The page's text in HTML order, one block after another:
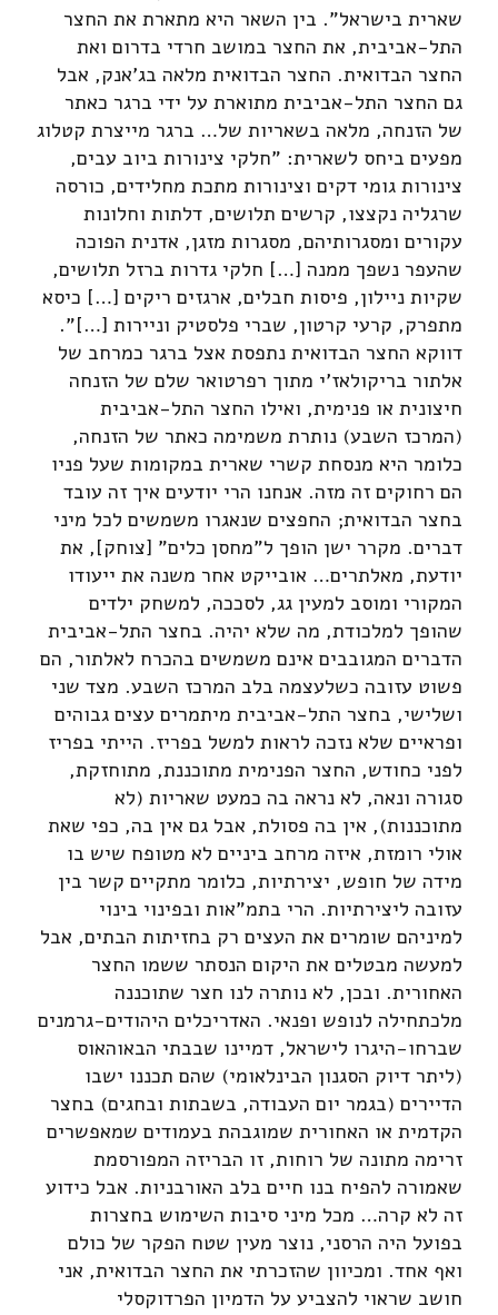
שארית בישראל". בין השאר היא מתארת את החצר
התל-אביבית, את החצר במושב חרדי בדרום ואת
החצר הבדואית. החצר הבדואית מלאה בג'אנק, אבל
גם החצר התל-אביבית מתוארת על ידי ברגר כאתר
של הזנחה, מלאה בשאריות של… ברגר מייצרת קטלוג
מפעים ביחס לשארית: "חלקי צינורות ביוב עבים,
צינורות גומי דקים וצינורות מתכת מחלידים, כורסה
שרגליה נקצצו, קרשים תלושים, דלתות וחלונות
עקורים ומסגרותיהם, מסגרות מזגן, אדנית הפוכה
שהעפר נשפך ממנה […] חלקי גדרות ברזל תלושים,
שקיות ניילון, פיסות חבלים, ארגזים ריקים […] כיסא
מתפרק, קרעי קרטון, שברי פלסטיק וניירות […]".
דווקא החצר הבדואית נתפסת אצל ברגר כמרחב של
אלתור בריקולאז'י מתוך רפרטואר שלם של הזנחה
חיצונית או פנימית, ואילו החצר התל-אביבית
(המרכז השבע) נותרת משמימה כאתר של הזנחה,
כלומר היא מנסחת קשרי שארית במקומות שעל פניו
הם רחוקים זה מזה. אנחנו הרי יודעים איך זה עובד
בחצר הבדואית; החפצים שנאגרו משמשים לכל מיני
דברים. מקרר ישן הופך ל"מחסן כלים" [צוחק], את
יודעת, מאלתרים… אובייקט אחר משנה את ייעודו
המקורי ומוסב למעין גג, לסככה, למשחק ילדים
שהופך למלכודת, מה שלא יהיה. בחצר התל-אביבית
הדברים המגובבים אינם משמשים בהכרח לאלתור, הם
פשוט עזובה כשלעצמה בלב המרכז השבע. מצד שני
ושלישי, בחצר התל-אביבית מיתמרים עצים גבוהים
ופראיים שלא נזכה לראות למשל בפריז. הייתי בפריז
לפני כחודש, החצר הפנימית מתוכננת, מתוחזקת,
סגורה ונאה, לא נראה בה כמעט שאריות (לא
מתוכננות), אין בה פסולת, אבל גם אין בה, כפי שאת
אולי רומזת, איזה מרחב ביניים לא מטופח שיש בו
מידה של חופש, יצירתיות, כלומר מתקיים קשר בין
עזובה ליצירתיות. הרי בתמ"אות ובפינוי בינוי
למיניהם שומרים את העצים רק בחזיתות הבתים, אבל
למעשה מבטלים את היקום הנסתר ששמו החצר
האחורית. ובכן, לא נותרה לנו חצר שתוכננה
מלכתחילה לנופש ופנאי. האדריכלים היהודים-גרמנים
שברחו-היגרו לישראל, דמיינו שבבתי הבאוהאוס
(ליתר דיוק הסגנון הבינלאומי) שהם תכננו ישבו
הדיירים (בגמר יום העבודה, בשבתות ובחגים) בחצר
הקדמית או האחורית שמוגבהת בעמודים שמאפשרים
זרימה מתונה של רוחות, זו הבריזה המפורסמת
שאמורה להפיח בנו חיים בלב האורבניות. אבל כידוע
זה לא קרה… מכל מיני סיבות השימוש בחצרות
בפועל היה הרסני, נוצר מעין שטח הפקר של כולם
ואף אחד. ומכיוון שהזכרתי את החצר הבדואית, אני
חושב שראוי להצביע על הדמיון הפרדוקסלי